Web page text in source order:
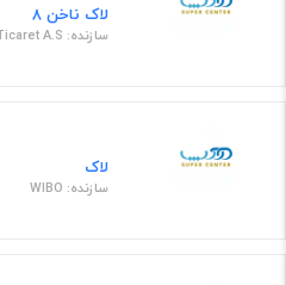
لاک ناخن 8
سازنده: Erkul Kozmetik Sanayi Ve Ticaret A.S
لاک
سازنده: WIBO